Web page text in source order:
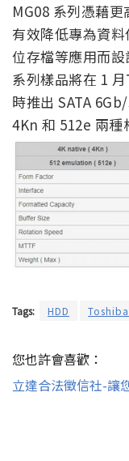
MG08 系列憑藉
有效降低專為資
位存檔等應用而
系列樣品將在 1
時推出 SATA
4Kn 和 512e 兩種
Tags: HDD Toshiba
您也許會喜歡：
立達合法徵信社-讓